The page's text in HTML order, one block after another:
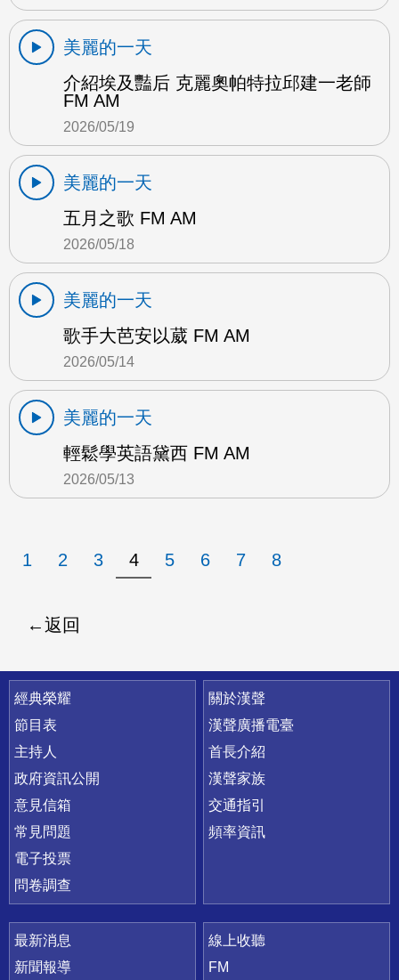
美麗的一天
介紹埃及豔后 克麗奧帕特拉邱建一老師
FM AM
2026/05/19
美麗的一天
五月之歌 FM AM
2026/05/18
美麗的一天
歌手大芭安以葳 FM AM
2026/05/14
美麗的一天
輕鬆學英語黛西 FM AM
2026/05/13
1 2 3 4 5 6 7 8
返回
快速連結
經典榮耀
節目表
主持人
政府資訊公開
意見信箱
常見問題
電子投票
問卷調查
關於漢聲
漢聲廣播電臺
首長介紹
漢聲家族
交通指引
頻率資訊
最新消息
新聞報導
線上收聽
FM